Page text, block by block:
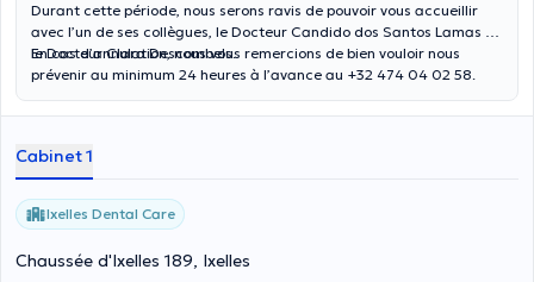
Durant cette période, nous serons ravis de pouvoir vous accueillir
avec l’un de ses collègues, le Docteur Candido dos Santos Lamas ou
le Docteur Clara Descombels.
En cas d’annulation, nous vous remercions de bien vouloir nous
prévenir au minimum 24 heures à l’avance au +32 474 04 02 58.
Cabinet 1
Ixelles Dental Care
Chaussée d'Ixelles 189, Ixelles